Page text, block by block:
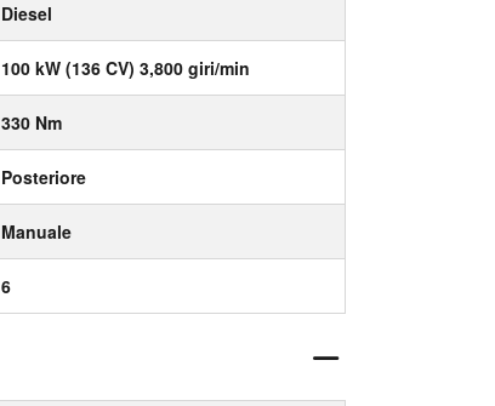
Diesel
100 kW (136 CV) 3,800 giri/min
330 Nm
Posteriore
Manuale
6